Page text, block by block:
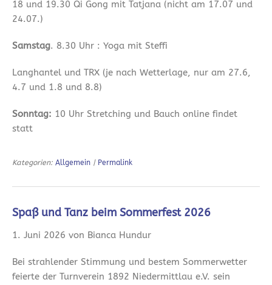
18 und 19.30 Qi Gong mit Tatjana (nicht am 17.07 und
24.07.)
Samstag. 8.30 Uhr : Yoga mit Steffi
Langhantel und TRX (je nach Wetterlage, nur am 27.6,
4.7 und 1.8 und 8.8)
Sonntag: 10 Uhr Stretching und Bauch online findet
statt
Kategorien: Allgemein | Permalink
Spaß und Tanz beim Sommerfest 2026
1. Juni 2026 von Bianca Hundur
Bei strahlender Stimmung und bestem Sommerwetter
feierte der Turnverein 1892 Niedermittlau e.V. sein